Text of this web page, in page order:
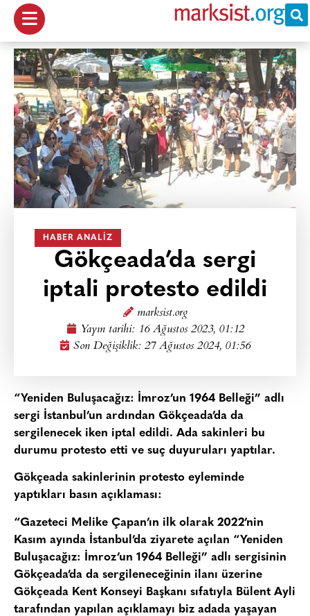
HABER ANALIZ
Gökçeada’da sergi
iptali protesto edildi
marksist.org
Yayın tarihi: 16 Ağustos 2023, 01:12
Son Değişiklik: 27 Ağustos 2024, 01:56
“Yeniden Buluşacağız: İmroz’un 1964 Belleği” adlı
sergi İstanbul’un ardından Gökçeada’da da
sergilenecek iken iptal edildi. Ada sakinleri bu
durumu protesto etti ve suç duyuruları yaptılar.
Gökçeada sakinlerinin protesto eyleminde
yaptıkları basın açıklaması:
“Gazeteci Melike Çapan’ın ilk olarak 2022’nin
Kasım ayında İstanbul’da ziyarete açılan “Yeniden
Buluşacağız: İmroz’un 1964 Belleği” adlı sergisinin
Gökçeada’da da sergileneceğinin ilanı üzerine
Gökçeada Kent Konseyi Başkanı sıfatıyla Bülent Ayli
tarafından yapılan açıklamayı biz adada yaşayan